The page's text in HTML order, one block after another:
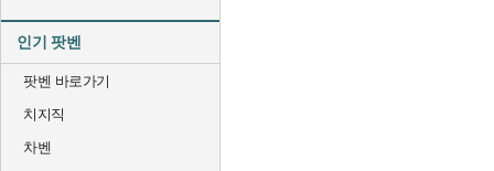
인기 팟벤
팟벤 바로가기
치지직
차벤